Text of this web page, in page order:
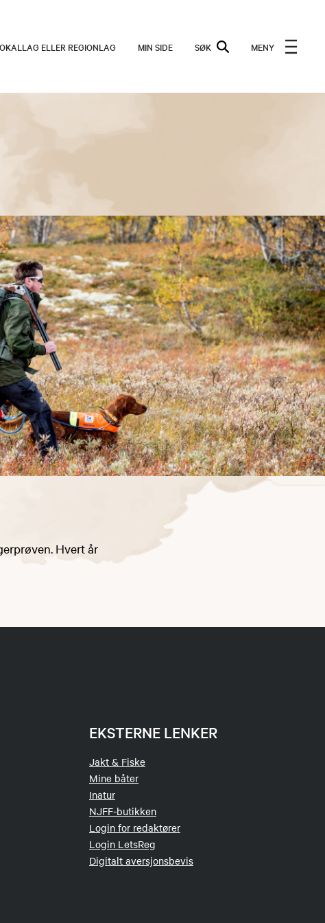
ELLER REGIONLAG MIN SIDE SØK MENY
Hvert år
EKSTERNE LENKER
Jakt & Fiske
Mine båter
Inatur
NJFF-butikken
Login for redaktører
Login LetsReg
Digitalt aversjonsbevis